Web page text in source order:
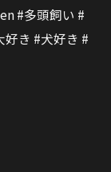
#多頭飼い #
き #犬好き #